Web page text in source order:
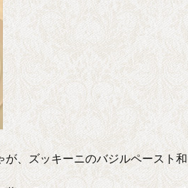
、ズッキーニのバジルペースト和